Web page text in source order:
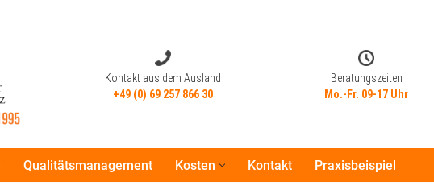
Beratungszeiten
Mo.-Fr. 09-17 Uhr
Kontakt aus dem Ausland
+49 (0) 69 257 866 30
Beratungszeiten
Kontakt aus dem Ausland
Qualitätsmanagement Kosten Kontakt Praxisbeispiel